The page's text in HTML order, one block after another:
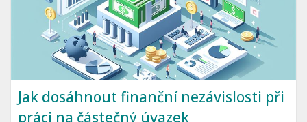
Jak dosáhnout finanční nezávislosti při
práci na částečný úvazek